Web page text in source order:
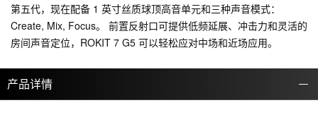
第五代，现在配备 1 英寸丝质球顶高音单元和三种声音模式：
Create, Mix, Focus。 前置反射口可提供低频延展、冲击力和灵活的
房间声音定位，ROKIT 7 G5 可以轻松应对中场和近场应用。
产品详情